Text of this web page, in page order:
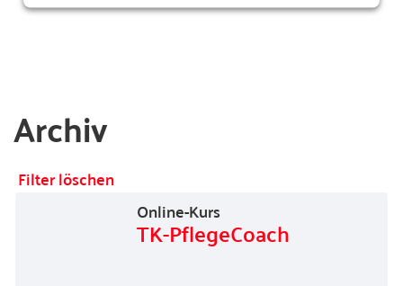
Archiv
Filter löschen
Online-Kurs
TK-PflegeCoach